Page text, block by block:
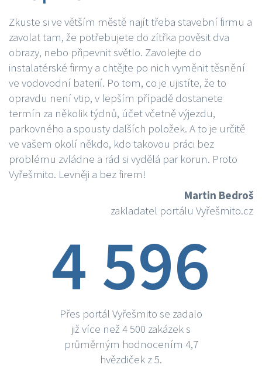
Zkuste si ve větším městě najít třeba stavební firmu a
zavolat tam, že potřebujete do zítřka pověsit dva
obrazy, nebo připevnit světlo. Zavolejte do
instalatérské firmy a chtějte po nich vyměnit těsnění
ve vodovodní baterií. Po tom, co je ujistíte, že to
opravdu není vtip, v lepším případě dostanete
termín za několik týdnů, účet včetně výjezdu,
parkovného a spousty dalších položek. A to je určitě
ve vašem okolí někdo, kdo takovou práci bez
problému zvládne a rád si vydělá par korun. Proto
Vyřešmito. Levněji a bez firem!
Martin Bedroš
zakladatel portálu Vyřešmito.cz
4 596
Přes portál Vyřešmito se zadalo
již více než 4 500 zakázek s
průměrným hodnocením 4,7
hvězdiček z 5.